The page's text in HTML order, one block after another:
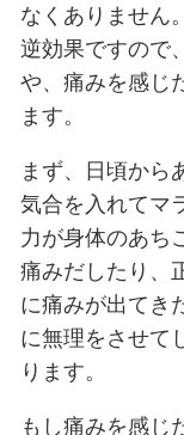
院）
2020.04.07
ダイエッ
に、腰や
なくあり
逆効果で
や、痛み
ます。